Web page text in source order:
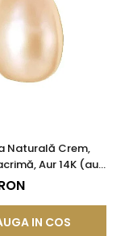
Naturală Crem,
Aur 14K (aur
IN COS